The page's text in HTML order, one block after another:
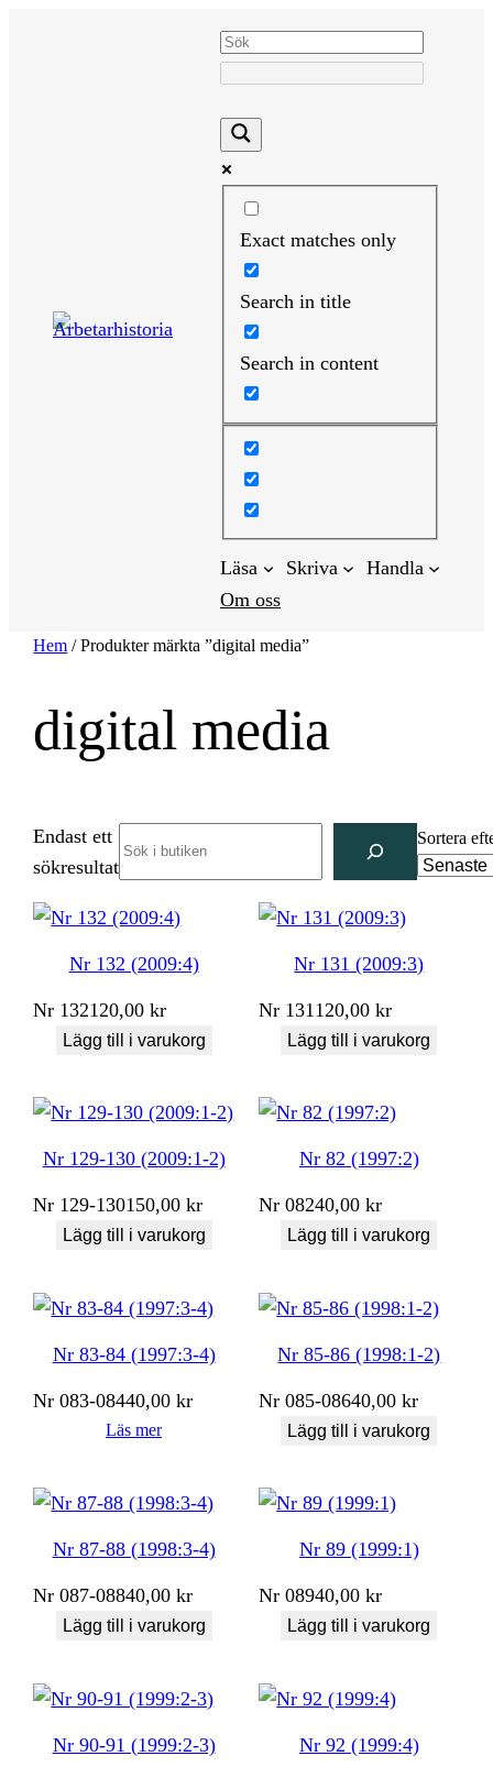
Exact matches only
Search in title
Search in content
Läsa Skriva
Handla
Om oss
Hem / Produkter märkta ”digital media”
digital media
Endast ett
sökresultat
Sortera
Nr 132 (2009:4)
Nr 132120,00kr
Lägg till i varukorg
Nr 131 (2009:3)
Nr 131 120,00kr
Lägg till i varukorg
Nr 129-130 (2009:1-2)
Nr 129-130150,00kr
Lägg till i varukorg
Nr 82 (1997:2)
Nr 08240,00kr
Lägg till i varukorg
Nr 83-84 (1997:3-4)
Nr 083-08440,00kr
Läs mer
Nr 85-86 (1998:1-2)
Nr 085-08640,00kr
Lägg till i varukorg
Nr 87-88 (1998:3-4)
Nr 087-08840,00kr
Lägg till i varukorg
Nr 89 (1999:1)
Nr 08940,00kr
Lägg till i varukorg
Nr 90-91 (1999:2-3) Nr 92 (1999:4)